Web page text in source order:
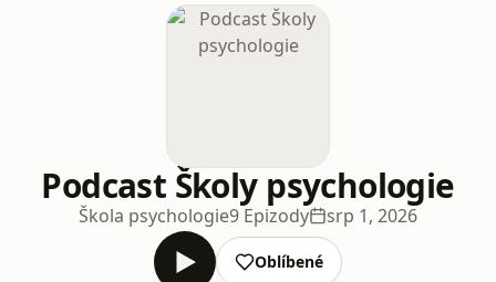
Podcast Školy psychologie
Škola psychologie9 Epizody srp 1, 2026
Oblíbené